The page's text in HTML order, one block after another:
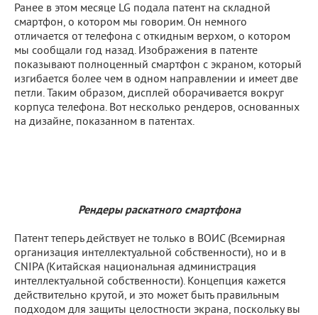
Ранее в этом месяце LG подала патент на складной
смартфон, о котором мы говорим. Он немного
отличается от телефона с откидным верхом, о котором
мы сообщали год назад. Изображения в патенте
показывают полноценный смартфон с экраном, который
изгибается более чем в одном направлении и имеет две
петли. Таким образом, дисплей оборачивается вокруг
корпуса телефона. Вот несколько рендеров, основанных
на дизайне, показанном в патентах.
Рендеры раскатного смартфона
Патент теперь действует не только в ВОИС (Всемирная
организация интеллектуальной собственности), но и в
CNIPA (Китайская национальная администрация
интеллектуальной собственности). Концепция кажется
действительно крутой, и это может быть правильным
подходом для защиты целостности экрана, поскольку вы